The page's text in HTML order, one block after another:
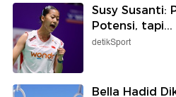
Susy Susanti:
Potensi, tapi...
detikSport
Bella Hadid